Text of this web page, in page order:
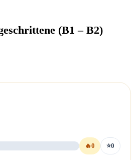
(B1 – B2)
🔥0 ⭐0